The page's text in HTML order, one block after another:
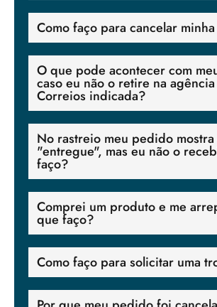
Como faço para cancelar
O que pode acontecer com
caso eu não o retire na
Correios indicada?
No rastreio meu pedido
"entregue", mas eu não o
faço?
Comprei um produto e me
que faço?
Como faço para solicitar uma